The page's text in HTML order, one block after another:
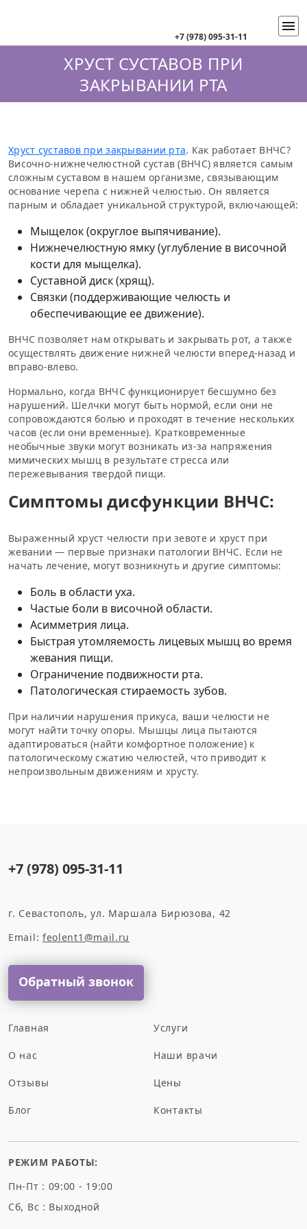
+7 (978) 095-31-11
ХРУСТ СУСТАВОВ ПРИ
ЗАКРЫВАНИИ РТА
Хруст суставов при закрывании рта. Как работает ВНЧС?
Височно-нижнечелюстной сустав (ВНЧС) является самым
сложным суставом в нашем организме, связывающим
основание черепа с нижней челюстью. Он является
парным и обладает уникальной структурой, включающей:
Мыщелок (округлое выпячивание).
Нижнечелюстную ямку (углубление в височной
кости для мыщелка).
Суставной диск (хрящ).
Связки (поддерживающие челюсть и
обеспечивающие ее движение).
ВНЧС позволяет нам открывать и закрывать рот, а также
осуществлять движение нижней челюсти вперед-назад и
вправо-влево.
Нормально, когда ВНЧС функционирует бесшумно без
нарушений. Шелчки могут быть нормой, если они не
сопровождаются болью и проходят в течение нескольких
часов (если они временные). Кратковременные
необычные звуки могут возникать из-за напряжения
мимических мышц в результате стресса или
пережевывания твердой пищи.
Симптомы дисфункции ВНЧС:
Выраженный хруст челюсти при зевоте и хруст при
жевании — первые признаки патологии ВНЧС. Если не
начать лечение, могут возникнуть и другие симптомы:
Боль в области уха.
Частые боли в височной области.
Асимметрия лица.
Быстрая утомляемость лицевых мышц во время
жевания пищи.
Ограничение подвижности рта.
Патологическая стираемость зубов.
При наличии нарушения прикуса, ваши челюсти не
могут найти точку опоры. Мышцы лица пытаются
адаптироваться (найти комфортное положение) к
патологическому сжатию челюстей, что приводит к
непроизвольным движениям и хрусту.
+7 (978) 095-31-11
г. Севастополь, ул. Маршала Бирюзова, 42
Email: feolent1@mail.ru
Обратный звонок
Главная Услуги
О нас Наши врачи
Отзывы Цены
Блог Контакты
РЕЖИМ РАБОТЫ:
Пн-Пт : 09:00 - 19:00
Сб, Вс : Выходной